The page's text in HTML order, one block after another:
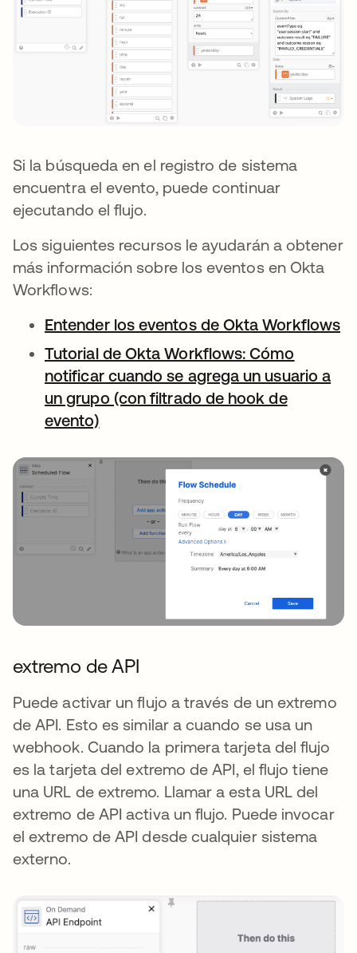
Si la búsqueda en el registro de sistema
encuentra el evento, puede continuar
ejecutando el flujo.
Los siguientes recursos le ayudarán a obtener
más información sobre los eventos en Okta
Workflows:
Entender los eventos de Okta Workflows
Tutorial de Okta Workflows: Cómo
notificar cuando se agrega un usuario a
un grupo (con filtrado de hook de
evento)
extremo de API
Puede activar un flujo a través de un extremo
de API. Esto es similar a cuando se usa un
webhook. Cuando la primera tarjeta del flujo
es la tarjeta del extremo de API, el flujo tiene
una URL de extremo. Llamar a esta URL del
extremo de API activa un flujo. Puede invocar
el extremo de API desde cualquier sistema
externo.